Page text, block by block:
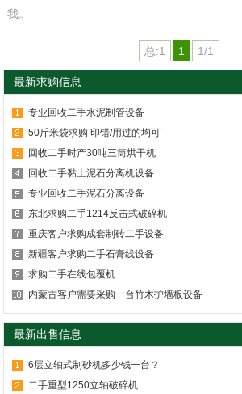
我。
总:1 1 1/1
最新求购信息
专业回收二手水泥制管设备
50斤米袋求购 印错/用过的均可
回收二手时产30吨三筒烘干机
回收二手黏土泥石分离机设备
专业回收二手泥石分离设备
东北求购二手1214反击式破碎机
重庆客户求购成套制砖二手设备
新疆客户求购二手石膏线设备
求购二手在线包覆机
内蒙古客户需要采购一台竹木护墙板设备
最新出售信息
6层立轴式制砂机多少钱一台？
二手重型1250立轴破碎机